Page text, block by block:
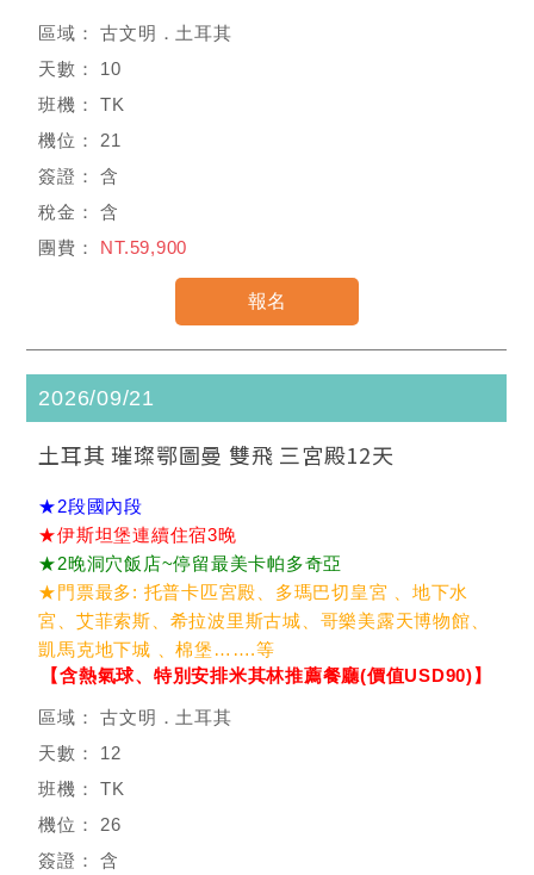
古文明．土耳其
10
TK
21
含
含
NT.59,900
2026/09/21
土耳其 璀璨鄂圖曼 雙飛 三宮殿12天
★2段國內段
★伊斯坦堡連續住宿3晚
★2晚洞穴飯店~停留最美卡帕多奇亞
★門票最多: 托普卡匹宮殿、多瑪巴切皇宮 、地下水
宮、艾菲索斯、希拉波里斯古城、哥樂美露天博物館、
凱馬克地下城 、棉堡…….等
【含熱氣球、特別安排米其林推薦餐廳(價值USD90)】
古文明．土耳其
12
TK
26
含